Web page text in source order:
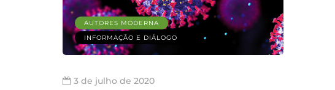
AUTORES MODERNA
INFORMAÇÃO E DIÁLOGO
3 de julho de 2020